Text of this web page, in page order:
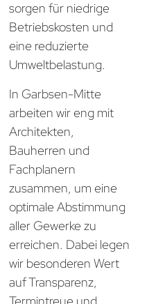
sorgen für niedrige
Betriebskosten und
eine reduzierte
Umweltbelastung.
In Garbsen-Mitte
arbeiten wir eng mit
Architekten,
Bauherren und
Fachplanern
zusammen, um eine
optimale Abstimmung
aller Gewerke zu
erreichen. Dabei legen
wir besonderen Wert
auf Transparenz,
Termintreue und